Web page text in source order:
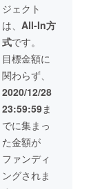
格3,000
円）」
を３足
ご提供
しま
す。
※メール
便送料
215円込
みとな
りま
す。
ジェクト
は、 All-In方
式です。
目標金額に
関わらず、
2020/12/28
23:59:59ま
でに集まっ
た金額が
ファンディ
ングされま